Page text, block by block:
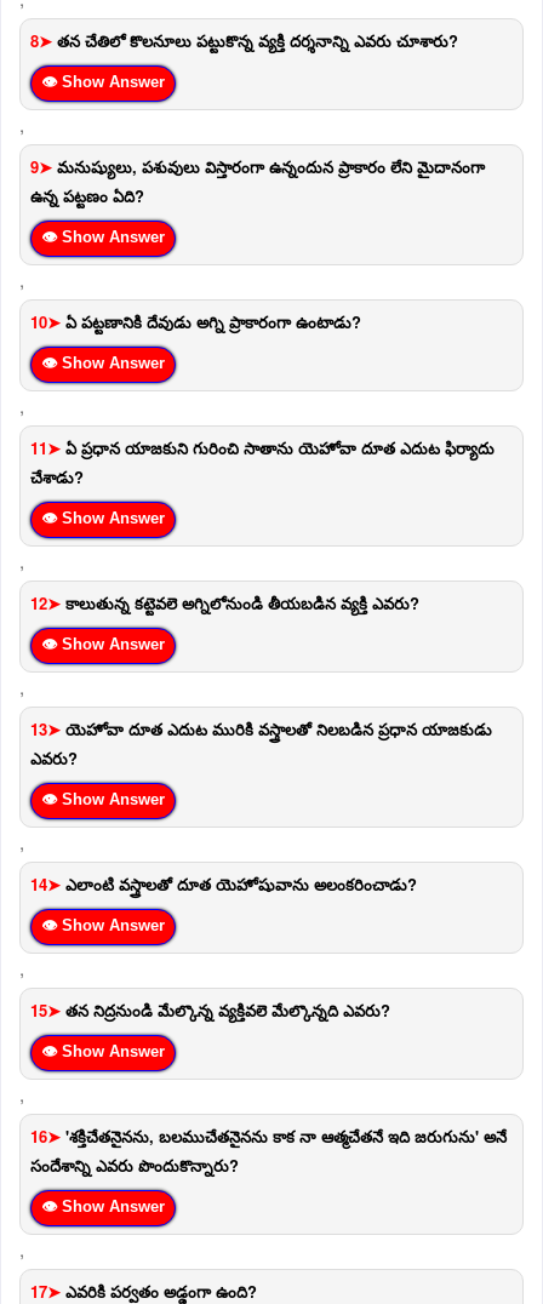
8➤ తన చేతిలో కొలనూలు పట్టుకొన్న వ్యక్తి దర్శనాన్ని ఎవరు చూశారు?
👁 Show Answer
,
9➤ మనుష్యులు, పశువులు విస్తారంగా ఉన్నందున ప్రాకారం లేని మైదానంగా
ఉన్న పట్టణం ఏది?
👁 Show Answer
,
10➤ ఏ పట్టణానికి దేవుడు అగ్ని ప్రాకారంగా ఉంటాడు?
👁 Show Answer
,
11➤ ఏ ప్రధాన యాజకుని గురించి సాతాను యెహోవా దూత ఎదుట ఫిర్యాదు
చేశాడు?
👁 Show Answer
,
12➤ కాలుతున్న కట్టెవలె అగ్నిలోనుండి తీయబడిన వ్యక్తి ఎవరు?
👁 Show Answer
,
13➤ యెహోవా దూత ఎదుట మురికి వస్త్రాలతో నిలబడిన ప్రధాన యాజకుడు
ఎవరు?
👁 Show Answer
,
14➤ ఎలాంటి వస్త్రాలతో దూత యెహోషువాను అలంకరించాడు?
👁 Show Answer
,
15➤ తన నిద్రనుండి మేల్కొన్న వ్యక్తివలె మేల్కొన్నది ఎవరు?
👁 Show Answer
,
16➤ 'శక్తిచేతనైనను, బలముచేతనైనను కాక నా ఆత్మచేతనే ఇది జరుగును' అనే
సందేశాన్ని ఎవరు పొందుకొన్నారు?
👁 Show Answer
,
17➤ ఎవరికి పర్వతం అడ్డంగా ఉంది?